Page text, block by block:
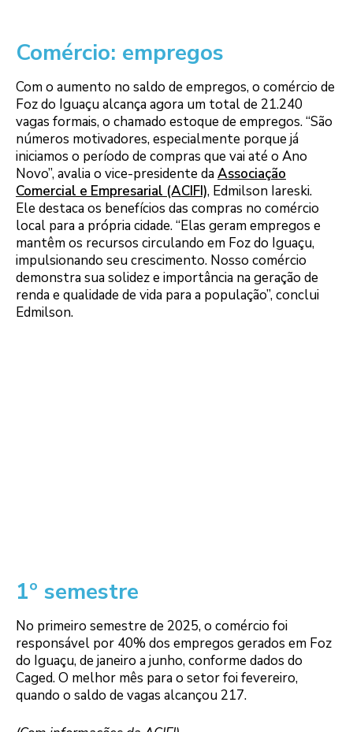
Comércio: empregos
Com o aumento no saldo de empregos, o comércio de
Foz do Iguaçu alcança agora um total de 21.240
vagas formais, o chamado estoque de empregos. “São
números motivadores, especialmente porque já
iniciamos o período de compras que vai até o Ano
Novo”, avalia o vice-presidente daAssociação
Comercial e Empresarial (ACIFI), Edmilson Iareski.
Ele destaca os benefícios das compras no comércio
local para a própria cidade. “Elas geram empregos e
mantêm os recursos circulando em Foz do Iguaçu,
impulsionando seu crescimento. Nosso comércio
demonstra sua solidez e importância na geração de
renda e qualidade de vida para a população”, conclui
Edmilson.
1º semestre
No primeiro semestre de 2025, o comércio foi
responsável por 40% dos empregos gerados em Foz
do Iguaçu, de janeiro a junho, conforme dados do
Caged. O melhor mês para o setor foi fevereiro,
quando o saldo de vagas alcançou 217.